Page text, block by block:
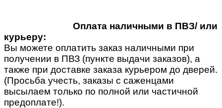
Оплата наличными в ПВЗ/ или
курьеру:
Вы можете оплатить заказ наличными при
получении в ПВЗ (пункте выдачи заказов), а
также при доставке заказа курьером до дверей.
(Просьба учесть, заказы с саженцами
высылаем только по полной или частичной
предоплате!).